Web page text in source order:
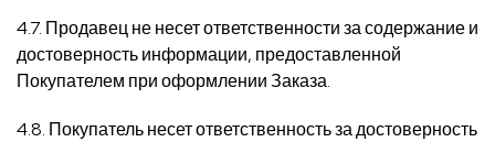
4.7. Продавец не несет ответственности за содержание и
достоверность информации, предоставленной
Покупателем при оформлении Заказа.
4.8. Покупатель несет ответственность за достоверность